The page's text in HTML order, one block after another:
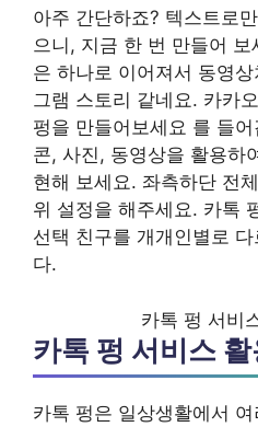
아주 간단하죠? 텍스트로
으니, 지금 한 번 만들어
은 하나로 이어져서 동영
그램 스토리 같네요. 카카
펑을 만들어보세요 를 들
콘, 사진, 동영상을 활용하
현해 보세요. 좌측하단 전
위 설정을 해주세요. 카톡
선택 친구를 개개인별로
다.
카톡 펑 서비
카톡 펑 서비스
카톡 펑은 일상생활에서